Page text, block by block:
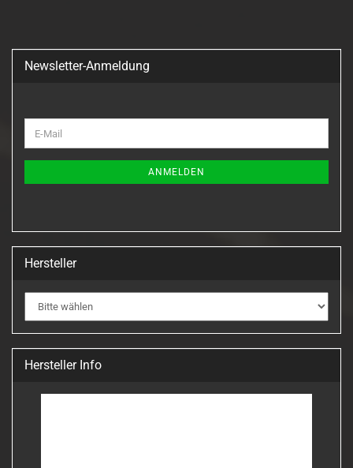
Newsletter-Anmeldung
ZUR
E-
Mail
ANMELDEN
Hersteller
Hersteller Info